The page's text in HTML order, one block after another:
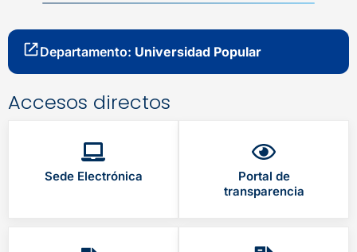
Departamento: Universidad Popular
Accesos directos
Sede Electrónica
Portal de
transparencia